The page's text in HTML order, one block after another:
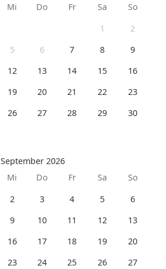
Mi Do Fr Sa
So
1
2
5 6 7 8
9
12 13 14 15
16
19 20 21 22
23
26 27 28 29
30
September 2026
Mi Do Fr Sa
So
2 3 4 5
6
9 10 11 12
13
16 17 18 19
20
23 24 25 26
27